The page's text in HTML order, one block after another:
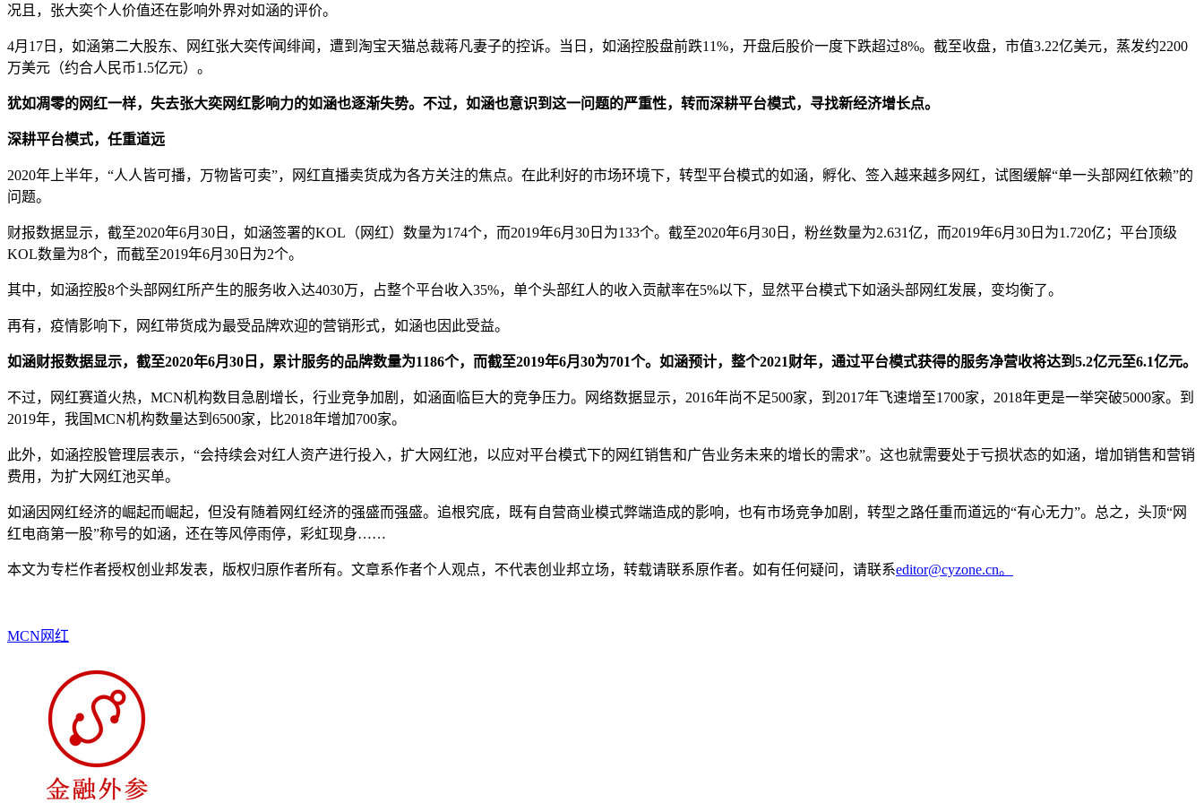
况且，张大奕个人价值还在影响外界对如涵的评价。
4月17日，如涵第二大股东、网红张大奕传闻绯闻，遭到淘宝天猫总裁蒋凡妻子的控诉。当日，如涵控股盘前跌11%，开盘后股价一度下跌超过8%。截至收盘，市值3.22亿美元，蒸发约2200
万美元（约合人民币1.5亿元）。
犹如凋零的网红一样，失去张大奕网红影响力的如涵也逐渐失势。不过，如涵也意识到这一问题的严重性，转而深耕平台模式，寻找新经济增长点。
深耕平台模式，任重道远
2020年上半年，“人人皆可播，万物皆可卖”，网红直播卖货成为各方关注的焦点。在此利好的市场环境下，转型平台模式的如涵，孵化、签入越来越多网红，试图缓解“单一头部网红依赖”的
问题。
财报数据显示，截至2020年6月30日，如涵签署的KOL（网红）数量为174个，而2019年6月30日为133个。截至2020年6月30日，粉丝数量为2.631亿，而2019年6月30日为1.720亿；平台顶级
KOL数量为8个，而截至2019年6月30日为2个。
其中，如涵控股8个头部网红所产生的服务收入达4030万，占整个平台收入35%，单个头部红人的收入贡献率在5%以下，显然平台模式下如涵头部网红发展，变均衡了。
再有，疫情影响下，网红带货成为最受品牌欢迎的营销形式，如涵也因此受益。
如涵财报数据显示，截至2020年6月30日，累计服务的品牌数量为1186个，而截至2019年6月30为701个。如涵预计，整个2021财年，通过平台模式获得的服务净营收将达到5.2亿元至6.1亿元。
不过，网红赛道火热，MCN机构数目急剧增长，行业竞争加剧，如涵面临巨大的竞争压力。网络数据显示，2016年尚不足500家，到2017年飞速增至1700家，2018年更是一举突破5000家。到
2019年，我国MCN机构数量达到6500家，比2018年增加700家。
此外，如涵控股管理层表示，“会持续会对红人资产进行投入，扩大网红池，以应对平台模式下的网红销售和广告业务未来的增长的需求”。这也就需要处于亏损状态的如涵，增加销售和营销
费用，为扩大网红池买单。
如涵因网红经济的崛起而崛起，但没有随着网红经济的强盛而强盛。追根究底，既有自营商业模式弊端造成的影响，也有市场竞争加剧，转型之路任重而道远的“有心无力”。总之，头顶“网
红电商第一股”称号的如涵，还在等风停雨停，彩虹现身……
本文为专栏作者授权创业邦发表，版权归原作者所有。文章系作者个人观点，不代表创业邦立场，转载请联系原作者。如有任何疑问，请联系editor@cyzone.cn。
MCN 网红